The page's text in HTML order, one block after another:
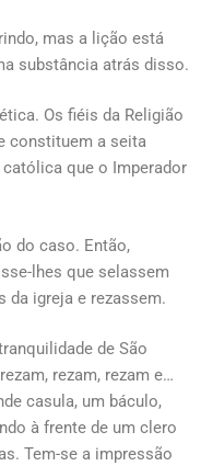
mas a lição está
substância atrás disso.
Os fiéis da Religião
constituem a seita
católica que o Imperador
do caso. Então,
lhes que selassem
da igreja e rezassem.
de São
rezam, rezam e…
casula, um báculo,
à frente de um clero
Tem-se a impressão